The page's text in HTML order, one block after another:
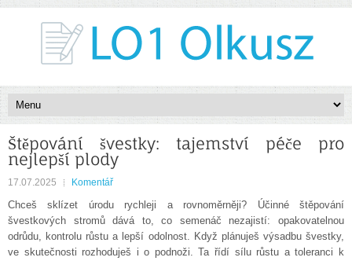
Štěpování švestky: tajemství péče pro
nejlepší plody
17.07.2025 Komentář
Chceš sklízet úrodu rychleji a rovnoměrněji? Účinné štěpování
švestkových stromů dává to, co semenáč nezajistí: opakovatelnou
odrůdu, kontrolu růstu a lepší odolnost. Když plánuješ výsadbu švestky,
ve skutečnosti rozhoduješ i o podnoži. Ta řídí sílu růstu a toleranci k